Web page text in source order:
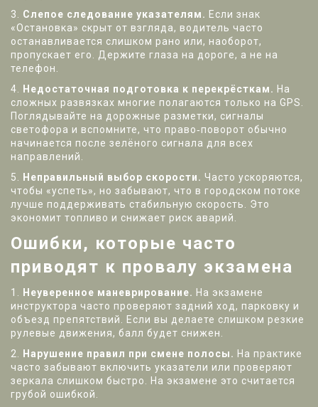
3. Слепое следование указателям. Если знак
«Остановка» скрыт от взгляда, водитель часто
останавливается слишком рано или, наоборот,
пропускает его. Держите глаза на дороге, а не на
телефон.
4.
Недостаточная подготовка к перекрёсткам. На
сложных развязках многие полагаются только на GPS.
Поглядывайте на дорожные разметки, сигналы
светофора и вспомните, что право‑поворот обычно
начинается после зелёного сигнала для всех
направлений.
5.
Неправильный выбор скорости. Часто ускоряются,
чтобы «успеть», но забывают, что в городском потоке
лучше поддерживать стабильную скорость. Это
экономит топливо и снижает риск аварий.
Ошибки, которые часто
приводят к провалу экзамена
1. Неуверенное маневрирование. На экзамене
инструктора часто проверяют задний ход, парковку и
объезд препятствий. Если вы делаете слишком резкие
рулевые движения, балл будет снижен.
2.
Нарушение правил при смене полосы. На практике
часто забывают включить указатели или проверяют
зеркала слишком быстро. На экзамене это считается
грубой ошибкой.